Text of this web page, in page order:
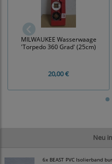
Neu
6x BEAST PVC Isolierband
MILWAUKEE Wasserwaage
'Torpedo 360 Grad' (25cm)
20,00 €